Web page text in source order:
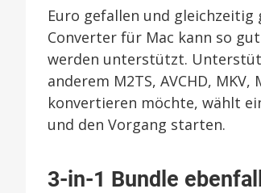
Euro gefallen und gleichzeitig
Converter für Mac kann so
werden unterstützt.
anderem M2TS, AVCHD, MKV,
konvertieren möchte, wählt
und den Vorgang starten.
3-in-1 Bundle